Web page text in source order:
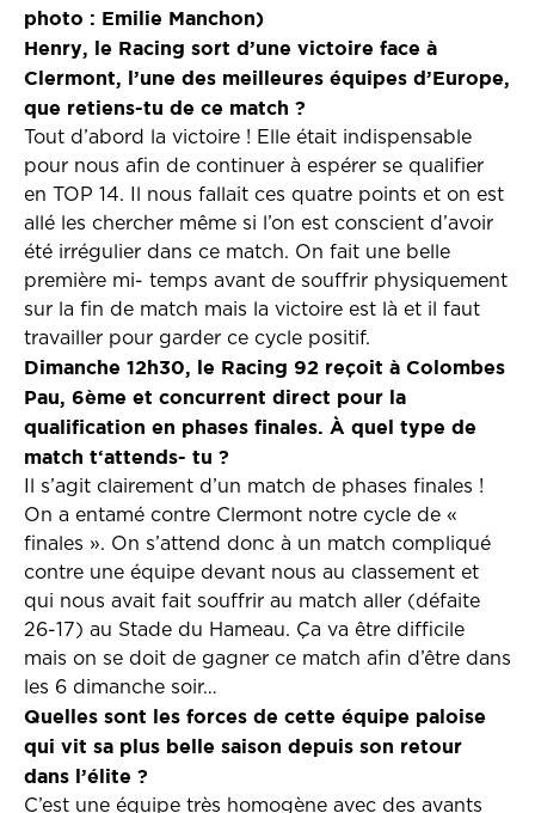
photo : Emilie Manchon)
Henry, le Racing sort d’une victoire face à
Clermont, l’une des meilleures équipes d’Europe,
que retiens-tu de ce match ?
Tout d’abord la victoire ! Elle était indispensable
pour nous afin de continuer à espérer se qualifier
en TOP 14. Il nous fallait ces quatre points et on est
allé les chercher même si l’on est conscient d’avoir
été irrégulier dans ce match. On fait une belle
première mi- temps avant de souffrir physiquement
sur la fin de match mais la victoire est là et il faut
travailler pour garder ce cycle positif.
Dimanche 12h30, le Racing 92 reçoit à Colombes
Pau, 6ème et concurrent direct pour la
qualification en phases finales. À quel type de
match t‘attends- tu ?
Il s’agit clairement d’un match de phases finales !
On a entamé contre Clermont notre cycle de «
finales ». On s’attend donc à un match compliqué
contre une équipe devant nous au classement et
qui nous avait fait souffrir au match aller (défaite
26-17) au Stade du Hameau. Ça va être difficile
mais on se doit de gagner ce match afin d’être dans
les 6 dimanche soir…
Quelles sont les forces de cette équipe paloise
qui vit sa plus belle saison depuis son retour
dans l’élite ?
C’est une équipe très homogène avec des avants